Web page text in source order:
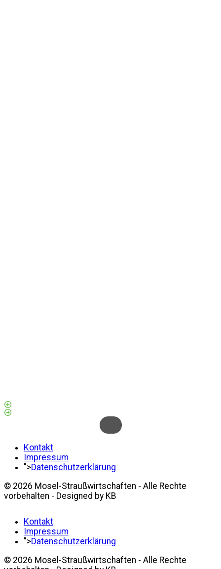
Kontakt
Impressum
">Datenschutzerklärung
© 2026 Mosel-Straußwirtschaften - Alle Rechte
vorbehalten - Designed by KB
Kontakt
Impressum
">Datenschutzerklärung
© 2026 Mosel-Straußwirtschaften - Alle Rechte